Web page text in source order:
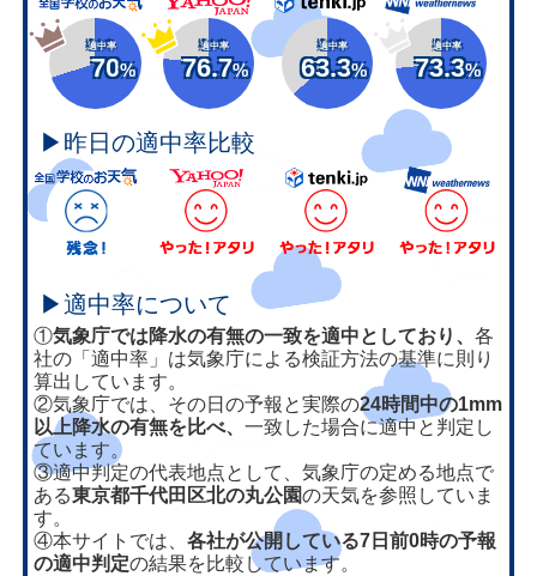
適中率
70%
適中率
76.7%
適中率
63.3%
適中率
73.3%
▶昨日の適中率比較
▶適中率について
①気象庁では降水の有無の一致を適中としており、各
社の「適中率」は気象庁による検証方法の基準に則り
算出しています。
②気象庁では、その日の予報と実際の24時間中の1mm
以上降水の有無を比べ、一致した場合に適中と判定し
ています。
③適中判定の代表地点として、気象庁の定める地点で
ある東京都千代田区北の丸公園の天気を参照していま
す。
④本サイトでは、各社が公開している7日前0時の予報
の適中判定の結果を比較しています。